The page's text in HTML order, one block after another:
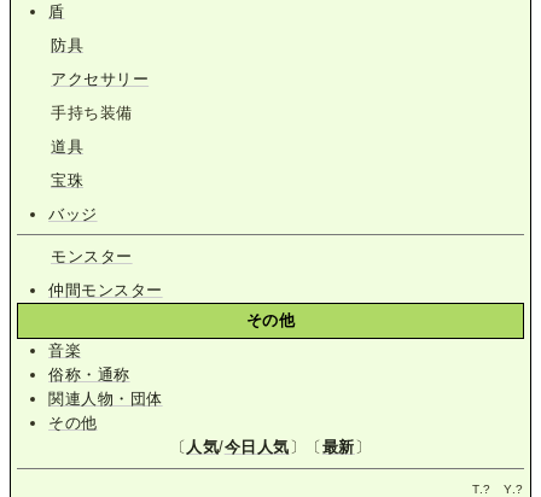
盾
防具
アクセサリー
手持ち装備
道具
宝珠
バッジ
モンスター
仲間モンスター
その他
音楽
俗称・通称
関連人物・団体
その他
〔 人気/今日人気 〕〔 最新 〕
T.? Y.?